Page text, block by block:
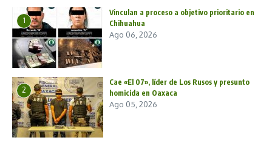
1
Vinculan a proceso a objetivo prioritario en
Chihuahua
Ago 06, 2026
2
Cae «El 07», líder de Los Rusos y presunto
homicida en Oaxaca
Ago 05, 2026